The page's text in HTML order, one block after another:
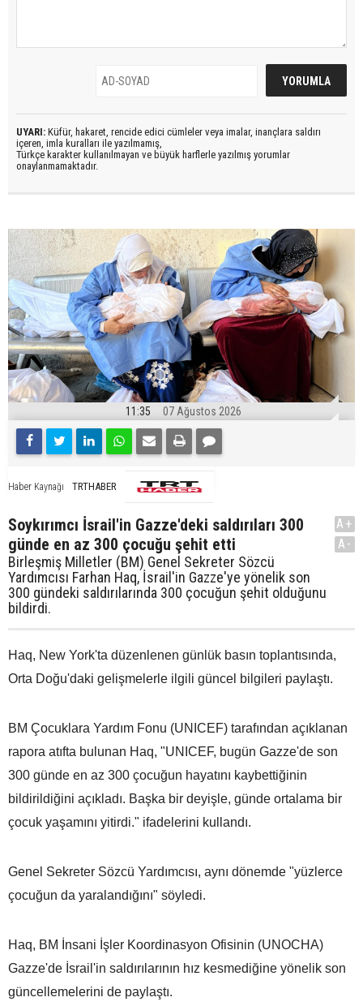
UYARI: Küfür, hakaret, rencide edici cümleler veya imalar, inançlara saldırı
içeren, imla kuralları ile yazılmamış,
Türkçe karakter kullanılmayan ve büyük harflerle yazılmış yorumlar
onaylanmamaktadır.
11:35 07 Ağustos 2026
Haber Kaynağı TRTHABER
Soykırımcı İsrail'in Gazze'deki saldırıları 300
günde en az 300 çocuğu şehit etti
Birleşmiş Milletler (BM) Genel Sekreter Sözcü
Yardımcısı Farhan Haq, İsrail'in Gazze'ye yönelik son
300 gündeki saldırılarında 300 çocuğun şehit olduğunu
bildirdi.
A+
A-
Haq, New York'ta düzenlenen günlük basın toplantısında,
Orta Doğu'daki gelişmelerle ilgili güncel bilgileri paylaştı.
BM Çocuklara Yardım Fonu (UNICEF) tarafından açıklanan
rapora atıfta bulunan Haq, "UNICEF, bugün Gazze'de son
300 günde en az 300 çocuğun hayatını kaybettiğinin
bildirildiğini açıkladı. Başka bir deyişle, günde ortalama bir
çocuk yaşamını yitirdi." ifadelerini kullandı.
Genel Sekreter Sözcü Yardımcısı, aynı dönemde "yüzlerce
çocuğun da yaralandığını" söyledi.
Haq, BM İnsani İşler Koordinasyon Ofisinin (UNOCHA)
Gazze'de İsrail'in saldırılarının hız kesmediğine yönelik son
güncellemelerini de paylaştı.